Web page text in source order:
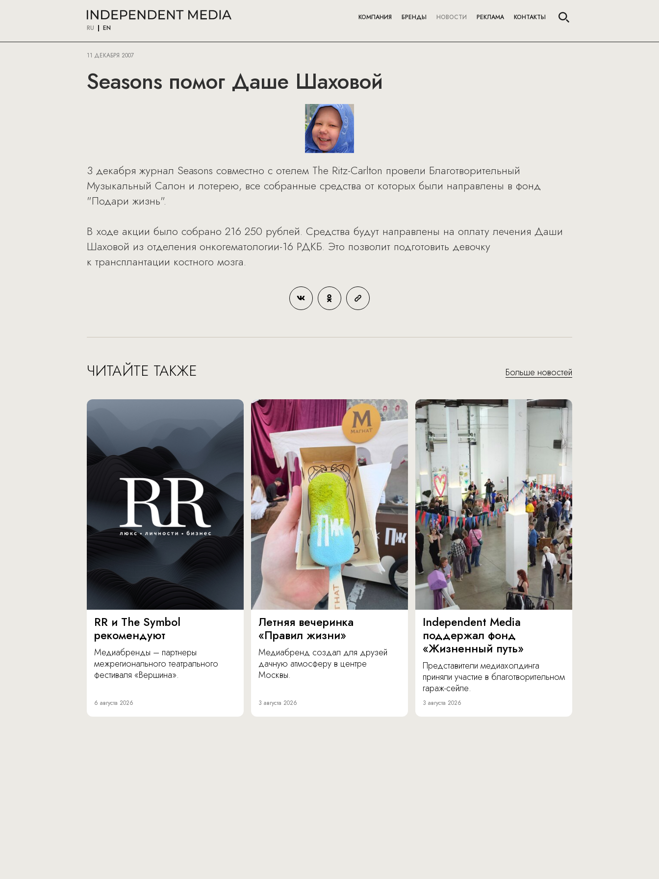
RU EN
КОМПАНИЯ БРЕНДЫ НОВОСТИ РЕКЛАМА КОНТАКТЫ
11 ДЕКАБРЯ 2007
Seasons помог Даше Шаховой
3 декабря журнал Seasons совместно с отелем The Ritz-Carlton провели Благотворительный
Музыкальный Салон и лотерею, все собранные средства от которых были направлены в фонд
"Подари жизнь".
В ходе акции было собрано 216 250 рублей. Средства будут направлены на оплату лечения Даши
Шаховой из отделения онкогематологии-16 РДКБ. Это позволит подготовить девочку
к трансплантации костного мозга.
ЧИТАЙТЕ ТАКЖЕ Больше новостей
RR и The Symbol
рекомендуют
Медиабренды – партнеры
межрегионального театрального
фестиваля «Вершина».
6 августа 2026
Летняя вечеринка
«Правил жизни»
Медиабренд создал для друзей
дачную атмосферу в центре
Москвы.
3 августа 2026
Independent Media
поддержал фонд
«Жизненный путь»
Представители медиахолдинга
приняли участие в благотворительном
гараж-сейле.
3 августа 2026